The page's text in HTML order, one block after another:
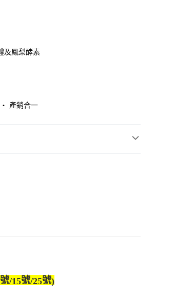
及鳳梨酵素
產銷合一
號/15號/25號)